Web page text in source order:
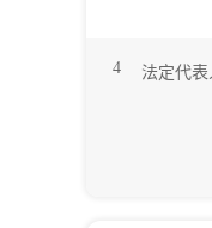
4 法定代表